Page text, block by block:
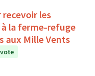
recevoir les
la ferme-refuge
aux Mille Vents